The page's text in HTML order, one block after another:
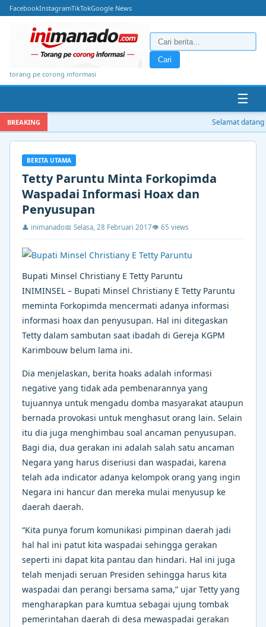
FacebookInstagramTikTokGoogle News
torang pe corong informasi
Cari
☰
BREAKING Selamat datang
BERITA UTAMA
Tetty Paruntu Minta Forkopimda
Waspadai Informasi Hoax dan
Penyusupan
👤 inimanado📅 Selasa, 28 Februari 2017👁 65 views
Bupati Minsel Christiany E Tetty Paruntu
INIMINSEL – Bupati Minsel Christiany E Tetty Paruntu
meminta Forkopimda mencermati adanya informasi
informasi hoax dan penyusupan. Hal ini ditegaskan
Tetty dalam sambutan saat ibadah di Gereja KGPM
Karimbouw belum lama ini.
Dia menjelaskan, berita hoaks adalah informasi
negative yang tidak ada pembenarannya yang
tujuannya untuk mengadu domba masyarakat ataupun
bernada provokasi untuk menghasut orang lain. Selain
itu dia juga menghimbau soal ancaman penyusupan.
Bagi dia, dua gerakan ini adalah salah satu ancaman
Negara yang harus diseriusi dan waspadai, karena
telah ada indicator adanya kelompok orang yang ingin
Negara ini hancur dan mereka mulai menyusup ke
daerah daerah.
“Kita punya forum komunikasi pimpinan daerah jadi
hal hal ini patut kita waspadai sehingga gerakan
seperti ini dapat kita pantau dan hindari. Hal ini juga
telah menjadi seruan Presiden sehingga harus kita
waspadai dan perangi bersama sama,” ujar Tetty yang
mengharapkan para kumtua sebagai ujung tombak
pemerintahan daerah di desa mewaspadai gerakan